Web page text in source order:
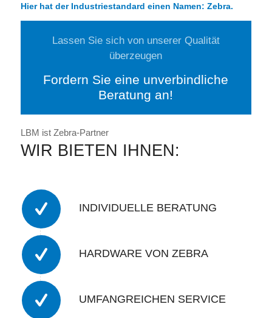
Hier hat der Industriestandard einen Namen: Zebra.
Lassen Sie sich von unserer Qualität
überzeugen
Fordern Sie eine unverbindliche
Beratung an!
LBM ist Zebra-Partner
WIR BIETEN IHNEN:
INDIVIDUELLE BERATUNG
HARDWARE VON ZEBRA
UMFANGREICHEN SERVICE